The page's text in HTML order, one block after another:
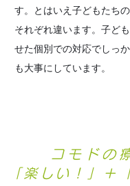
す。とはいえ子どもたち
それぞれ違います。子ど
せた個別での対応でしっ
も大事にしています。
コモドの
「楽しい！」＋